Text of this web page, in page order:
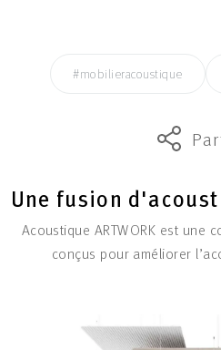
#mobilieracoustique
Une fusion
Acoustique ARTWORK est une
conçus pour améliorer